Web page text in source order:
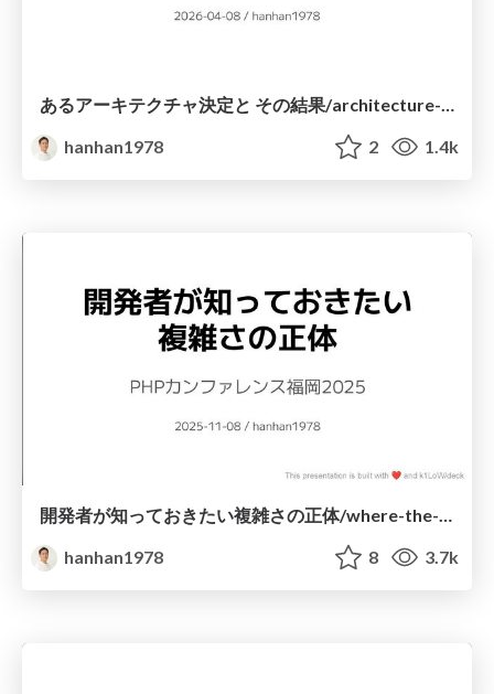
あるアーキテクチャ決定と その結果/architecture-decision-and-its-result
hanhan1978
2 1.4k
開発者が知っておきたい複雑さの正体/where-the-complexity-comes-from
hanhan1978
8 3.7k